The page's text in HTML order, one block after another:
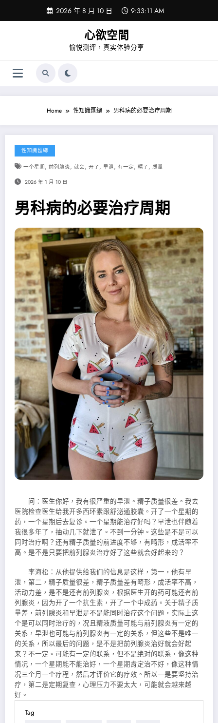
content
2026 年 8 月 10 日 9:33:12 AM
心欲空間
愉悦测评，真实体验分享
Home 性知識匯總 男科病的必要治疗周期
性知識匯總
一个星期, 前列腺炎, 就会, 开了 , 早泄, 有一定, 精子, 质量
2026 年 1 月 10 日
男科病的必要治疗周期
问：医生你好，我有很严重的早泄。精子质量很差。我去
医院检查医生给我开多西环素跟舒泌通胶囊。开了一个星期的
药，一个星期后去复诊。一个星期能治疗好吗？早泄也伴随着
我很多年了，抽动几下就泄了。不到一分钟。这些是不是可以
同时治疗啊？还有精子质量的前进度不够，有畸形，成活率不
高。是不是只要把前列腺炎治疗好了这些就会好起来的？
李海松：从他提供给我们的信息是这样，第一，他有早
泄，第二，精子质量很差，精子质量差有畸形，成活率不高，
活动力差，是不是还有前列腺炎，根据医生开的药可能还有前
列腺炎，因为开了一个抗生素，开了一个中成药。关于精子质
量差，前列腺炎和早泄是不是能同时治疗这个问题，实际上这
个是可以同时治疗的，况且精液质量可能与前列腺炎有一定的
关系，早泄也可能与前列腺炎有一定的关系，但这些不是唯一
的关系，所以最后的问题，是不是把前列腺炎治好就会好起
来？不一定。可能有一定的联系，但不是绝对的联系，像这种
情况，一个星期能不能治好，一个星期肯定治不好，像这种情
况三个月一个疗程，然后才评价它的疗效。所以一是要坚持治
疗，第二是定期复查，心理压力不要太大，可能就会越来越
好。
Tag